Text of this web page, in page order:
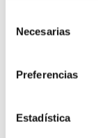
Necesarias
Preferencias
Estadística
amb els
7) Diferenciar